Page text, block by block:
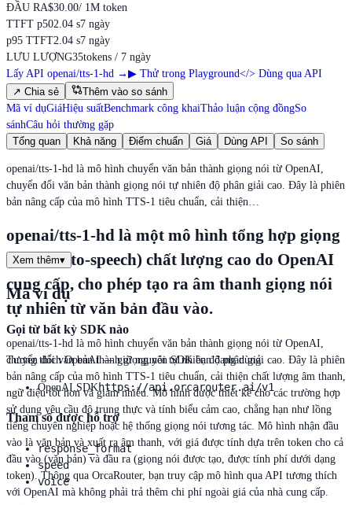
ĐẦU RA$30.00/ 1M token
TTFT p502.04 s7 ngày
p95 TTFT2.04 s7 ngày
LƯU LƯỢNG35tokens / 7 ngày
Lấy API openai/tts-1-hd → ▶ Thử trong Playground</> Dùng qua API
↗ Chia sẻ
Thêm vào so sánh
Mã ví dụGiáHiệu suấtBenchmark công khaiThảo luận cộng đồngSo
sánhCâu hỏi thường gặp
Tổng quan
Khả năng Điểm chuẩn Giá Dùng API So sánh
openai/tts-1-hd là mô hình chuyển văn bản thành giọng nói từ OpenAI,
chuyển đổi văn bản thành giọng nói tự nhiên độ phân giải cao. Đây là phiên
bản nâng cấp của mô hình TTS-1 tiêu chuẩn, cải thiện…
openai/tts-1-hd là một mô hình tổng hợp giọng
nói (text-to-speech) chất lượng cao do OpenAI
cung cấp, cho phép tạo ra âm thanh giọng nói
tự nhiên từ văn bản đầu vào.
openai/tts-1-hd là mô hình chuyển văn bản thành giọng nói từ OpenAI,
chuyển đổi văn bản thành giọng nói tự nhiên độ phân giải cao. Đây là phiên
bản nâng cấp của mô hình TTS-1 tiêu chuẩn, cải thiện chất lượng âm thanh,
ngữ điệu tốt hơn và giảm nhiễu. Mô hình được thiết kế cho các trường hợp
sử dụng yêu cầu độ trung thực và tính biểu cảm cao, chẳng hạn như lồng
tiếng chuyên nghiệp hoặc hệ thống giọng nói tương tác. Mô hình nhận đầu
vào là văn bản và xuất ra âm thanh, với giá được tính dựa trên token cho cả
đầu vào (văn bản) và đầu ra (giọng nói được tạo, được tính phí dưới dạng
token). Thông qua OrcaRouter, bạn truy cập mô hình qua API tương thích
với OpenAI mà không phải trả thêm chi phí ngoài giá của nhà cung cấp.
Xem thêm▾
Mã ví dụ
Gọi từ bất kỳ SDK nào
Tương thích OpenAI — giữ nguyên SDK bạn đang dùng
OpenAI SDKhttps://api.orcarouter.ai/v1
Tham số được hỗ trợ
response_format
speed
voice